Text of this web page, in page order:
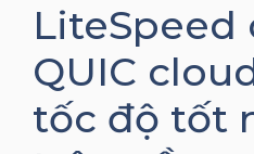
LiteSpeed
QUIC
tốc độ tốt